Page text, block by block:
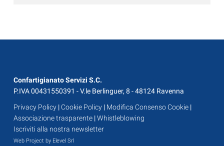
Confartigianato Servizi S.C.
P.IVA 00431550391 - V.le Berlinguer, 8 - 48124 Ravenna
Privacy Policy |Cookie Policy | Modifica Consenso Cookie |
Associazione trasparente |Whistleblowing
Iscriviti alla nostra newsletter
Web Project by Elevel Srl